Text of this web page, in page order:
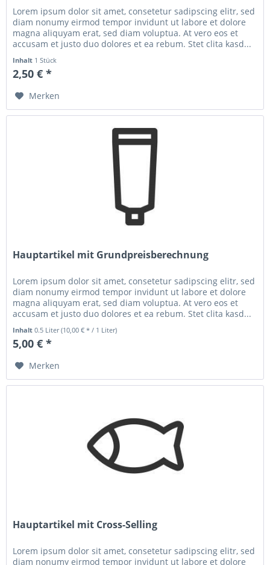
Lorem ipsum dolor sit amet, consetetur sadipscing elitr, sed
diam nonumy eirmod tempor invidunt ut labore et dolore
magna aliquyam erat, sed diam voluptua. At vero eos et
accusam et justo duo dolores et ea rebum. Stet clita kasd...
Inhalt 1 Stück
2,50 € *
Merken
Hauptartikel mit Grundpreisberechnung
Lorem ipsum dolor sit amet, consetetur sadipscing elitr, sed
diam nonumy eirmod tempor invidunt ut labore et dolore
magna aliquyam erat, sed diam voluptua. At vero eos et
accusam et justo duo dolores et ea rebum. Stet clita kasd...
Inhalt0.5 Liter(10,00 € * / 1 Liter)
5,00 € *
Merken
Hauptartikel mit Cross-Selling
Lorem ipsum dolor sit amet, consetetur sadipscing elitr, sed
diam nonumy eirmod tempor invidunt ut labore et dolore